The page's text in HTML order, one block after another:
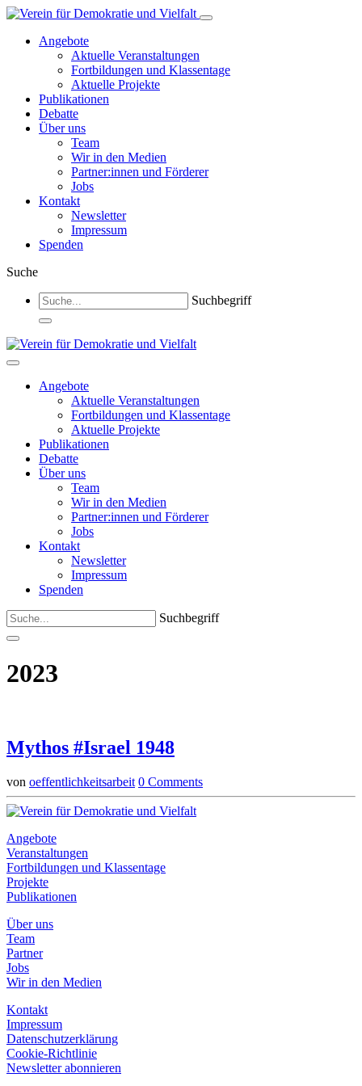
Angebote
Aktuelle Veranstaltungen
Fortbildungen und Klassentage
Aktuelle Projekte
Publikationen
Debatte
Über uns
Team
Wir in den Medien
Partner:innen und Förderer
Jobs
Kontakt
Newsletter
Impressum
Spenden
Suche
Suchbegriff
Angebote
Aktuelle Veranstaltungen
Fortbildungen und Klassentage
Aktuelle Projekte
Publikationen
Debatte
Über uns
Team
Wir in den Medien
Partner:innen und Förderer
Jobs
Kontakt
Newsletter
Impressum
Spenden
Suchbegriff
2023
Mythos #Israel 1948
von oeffentlichkeitsarbeit 0 Comments
Angebote
Veranstaltungen
Fortbildungen und Klassentage
Projekte
Publikationen
Über uns
Team
Partner
Jobs
Wir in den Medien
Kontakt
Impressum
Datenschutzerklärung
Cookie-Richtlinie
Newsletter abonnieren